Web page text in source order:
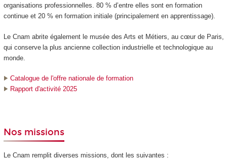
organisations professionnelles. 80 % d’entre elles sont en formation
continue et 20 % en formation initiale (principalement en apprentissage).
Le Cnam abrite également le musée des Arts et Métiers, au cœur de Paris,
qui conserve la plus ancienne collection industrielle et technologique au
monde.
Catalogue de l'offre nationale de formation
Rapport d'activité 2025
Nos missions
Le Cnam remplit diverses missions, dont les suivantes :